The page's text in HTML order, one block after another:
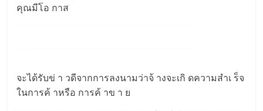
คุณมีโอ กาส
จะได้รับข่ า วดีจากการลงนามว่าจ้ างจะเกิ ดความสำเ ร็จ
ในการค้ าหรือ การค้ าข า ย